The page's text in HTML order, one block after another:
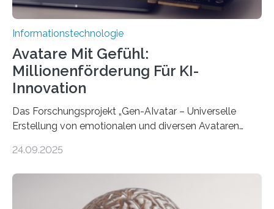
Informationstechnologie
Avatare Mit Gefühl:
Millionenförderung Für KI-
Innovation
Das Forschungsprojekt „Gen-AIvatar – Universelle
Erstellung von emotionalen und diversen Avataren
Förderung in Höhe von rund 2 Millionen Euro. Dabei
der MindPort GmbH eine neuartige, KI-gestützte
24.09.2025